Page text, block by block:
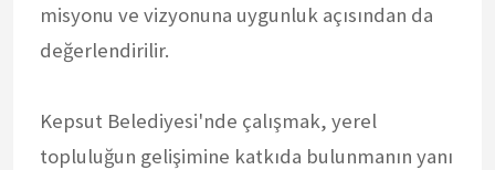
misyonu ve vizyonuna uygunluk açısından da
değerlendirilir.
Kepsut Belediyesi'nde çalışmak, yerel
topluluğun gelişimine katkıda bulunmanın yanı